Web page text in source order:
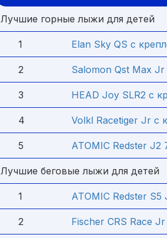
Лучшие горные лыжи для детей
1 Elan Sky QS с
2 Salomon Qst Max
3 HEAD Joy SLR2 с
4 Volkl Racetiger Jr с
5 ATOMIC Redster J2
Лучшие беговые лыжи для детей
1 ATOMIC Redster
2 Fischer CRS Race